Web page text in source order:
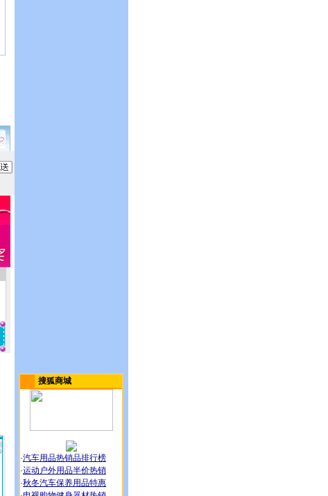
搜狐商城
·汽车用品热销品排行榜
·运动户外用品半价热销
·秋冬汽车保养用品特惠